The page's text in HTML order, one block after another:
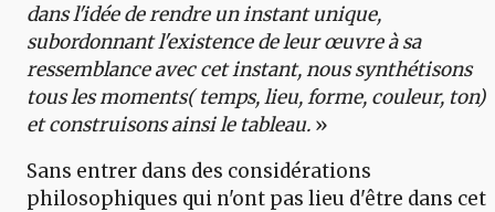
dans l'idée de rendre un instant unique,
subordonnant l'existence de leur œuvre à sa
ressemblance avec cet instant, nous synthétisons
tous les moments( temps, lieu, forme, couleur, ton)
et construisons ainsi le tableau. »
Sans entrer dans des considérations
philosophiques qui n'ont pas lieu d'être dans cet